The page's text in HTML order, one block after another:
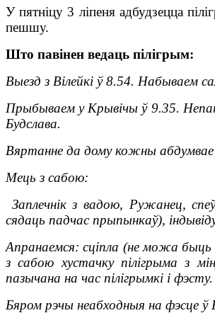
У пятніцу 3 ліпеня адбудзецца
пешшу.
Што павінен ведаць пілігрым:
Выезд з Вілейкі ў 8.54. Набываем
Прыбываем у Крывічы ў 9.35.
Будслава.
Вяртанне да дому кожны
Мець з сабою:
Заплечнік з вадою, Ружанец,
сядаць падчас прыпынкаў),
Апранаемся: сціпла (не можа
з сабою хустачку пілігрыма з
пазычана на час пілігрымкі і фэсту.
Бяром рэчы неабходныя на фэсце